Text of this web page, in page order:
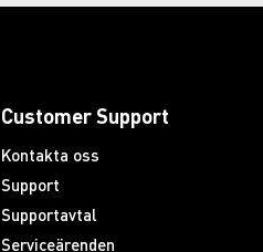
Customer Support
Kontakta oss
Support
Supportavtal
Serviceärenden